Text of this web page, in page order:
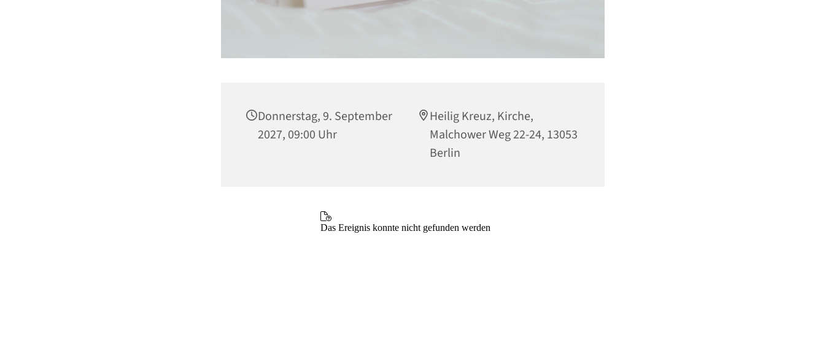
Donnerstag, 9. September
2027, 09:00 Uhr
Heilig Kreuz, Kirche,
Malchower Weg 22-24, 13053
Berlin